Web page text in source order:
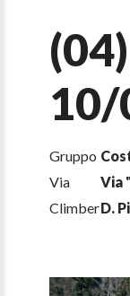
(04)
Gruppo
Via
Via
ClimberD.